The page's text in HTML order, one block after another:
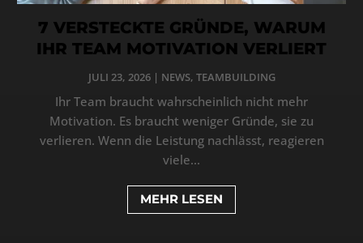
7 VERSTECKTE GRÜNDE, WARUM
IHR TEAM MOTIVATION VERLIERT
JULI 23, 2026| NEWS, TEAMBUILDING
Ihr Team braucht wahrscheinlich nicht mehr
Motivation. Es braucht weniger Gründe, sie zu
verlieren. Wenn die Leistung nachlässt, reagieren
viele...
MEHR LESEN